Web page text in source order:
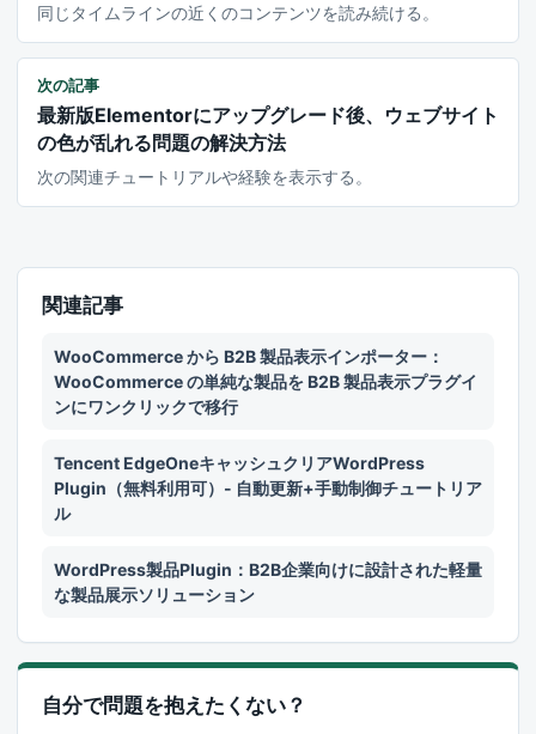
同じタイムラインの近くのコンテンツを読み続ける。
次の記事
最新版Elementorにアップグレード後、ウェブサイト
の色が乱れる問題の解決方法
次の関連チュートリアルや経験を表示する。
関連記事
WooCommerce から B2B 製品表示インポーター：
WooCommerce の単純な製品を B2B 製品表示プラグイ
ンにワンクリックで移行
Tencent EdgeOneキャッシュクリアWordPress
Plugin（無料利用可）- 自動更新+手動制御チュートリア
ル
WordPress製品Plugin：B2B企業向けに設計された軽量
な製品展示ソリューション
自分で問題を抱えたくない？